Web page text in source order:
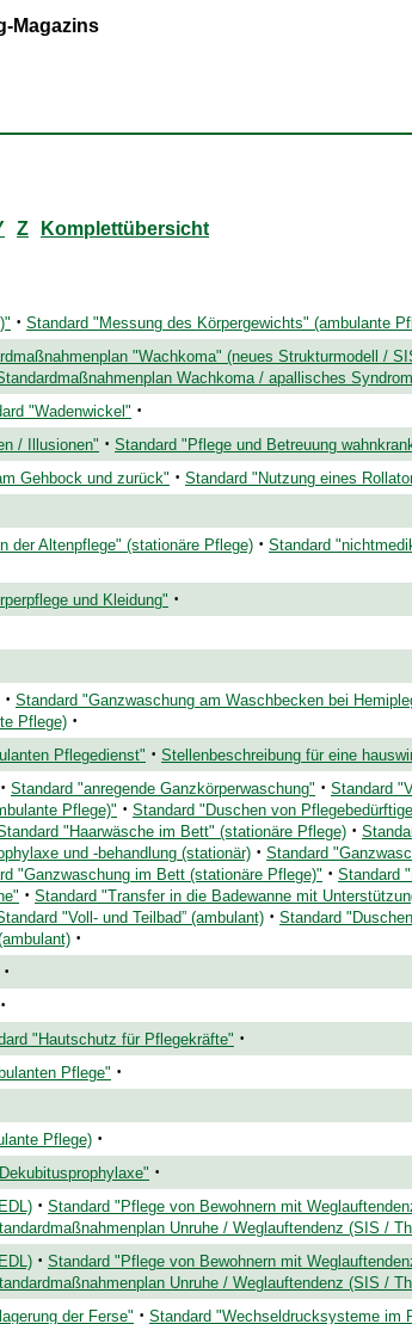
Magazins
Z Komplettübersicht
· Standard "Messung des Körpergewichts" (ambulante
"Wachkoma" (neues Strukturmodell /
Wachkoma / apallisches
"Wadenwickel" ·
/ Illusionen" · Standard "Pflege und Betreuung
Gehbock und zurück" · Standard "Nutzung eines
der Altenpflege" (stationäre Pflege) · Standard
und Kleidung" ·
· Standard "Ganzwaschung am Waschbecken bei
Pflege) ·
Pflegedienst" · Stellenbeschreibung für eine
· Standard "anregende Ganzkörperwaschung" · Standard
Pflege)" · Standard "Duschen von
"Haarwäsche im Bett" (stationäre Pflege) ·
und -behandlung (stationär) · Standard
"Ganzwaschung im Bett (stationäre Pflege)" · Standard
· Standard "Transfer in die Badewanne mit
"Voll- und Teilbad” (ambulant) · Standard
·
·
·
"Hautschutz für Pflegekräfte" ·
Pflege" ·
Pflege) ·
·
· Standard "Pflege von Bewohnern mit
Unruhe / Weglauftendenz (SIS /
· Standard "Pflege von Bewohnern mit
Unruhe / Weglauftendenz (SIS /
der Ferse" · Standard "Wechseldrucksysteme im